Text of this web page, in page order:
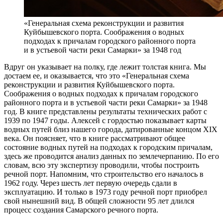
«Генеральная схема реконструкции и развития
Куйбышевского порта. Соображения о водных
подходах к причалам городского районного порта
и в устьевой части реки Самарки» за 1948 год
Вдруг он указывает на полку, где лежит толстая книга. Мы
достаем ее, и оказывается, что это «Генеральная схема
реконструкции и развития Куйбышевского порта.
Соображения о водных подходах к причалам городского
районного порта и в устьевой части реки Самарки» за 1948
год. В книге представлены результаты технических работ с
1939 по 1947 годы. Алексей с гордостью показывает карты
водных путей близ нашего города, датированные концом XIX
века. Он поясняет, что в книге рассматривают общее
состояние водных путей на подходах к городским причалам,
здесь же проводится анализ данных по землечерпанию. По его
словам, всю эту экспертизу проводили, чтобы построить
речной порт. Напомним, что строительство его началось в
1962 году. Через шесть лет первую очередь сдали в
эксплуатацию. И только в 1973 году речной порт приобрел
свой нынешний вид. В общей сложности 95 лет длился
процесс создания Самарского речного порта.